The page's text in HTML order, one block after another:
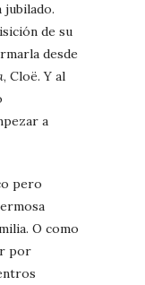
jubilado.
de su
desde
, Cloë. Y al
a
pero
O como
por